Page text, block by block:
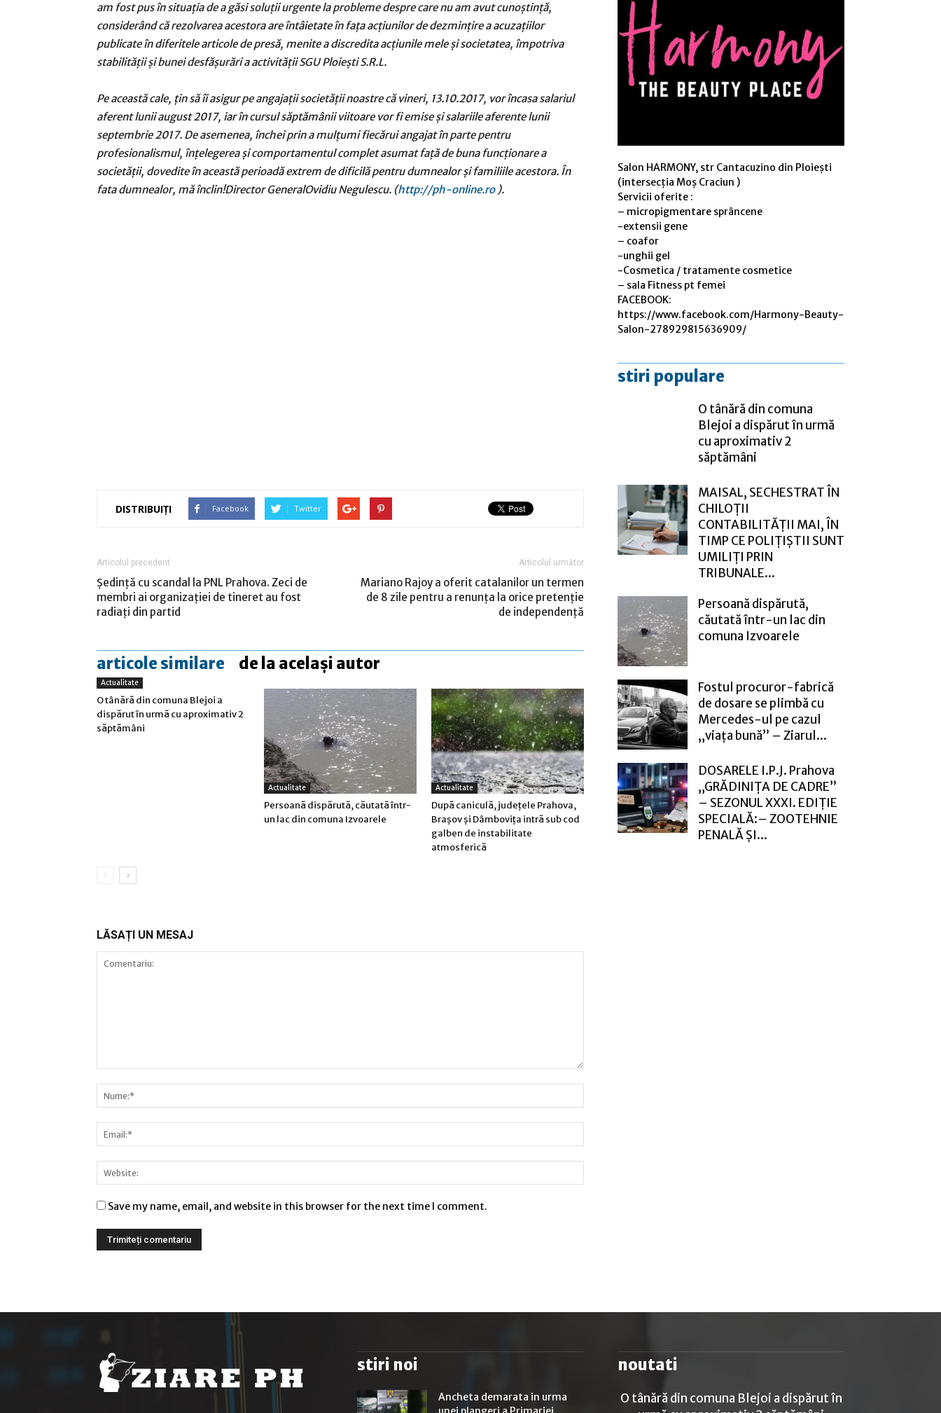
am fost pus în situația de a găsi soluții urgente la probleme despre care nu am avut cunoștință,
considerând că rezolvarea acestora are întâietate în fața acțiunilor de dezmințire a acuzațiilor
publicate în diferitele articole de presă, menite a discredita acțiunile mele și societatea, împotriva
stabilității și bunei desfășurări a activității SGU Ploiești S.R.L.
Pe această cale, țin să îi asigur pe angajații societății noastre că vineri, 13.10.2017, vor încasa salariul
aferent lunii august 2017, iar în cursul săptămânii viitoare vor fi emise și salariile aferente lunii
septembrie 2017. De asemenea, închei prin a mulțumi fiecărui angajat în parte pentru
profesionalismul, înțelegerea și comportamentul complet asumat față de buna funcționare a
societății, dovedite în această perioadă extrem de dificilă pentru dumnealor și familiile acestora. În
fata dumnealor, mă înclin!Director GeneralOvidiu Negulescu. (http://ph-online.ro).
DISTRIBUIȚI Facebook Twitter
Articolul precedent
Ședință cu scandal la PNL Prahova. Zeci de
membri ai organizației de tineret au fost
radiați din partid
Articolul următor
Mariano Rajoy a oferit catalanilor un termen
de 8 zile pentru a renunța la orice pretenție
de independență
articole similare de la același autor
Actualitate
O tânără din comuna Blejoi a
dispărut în urmă cu aproximativ 2
săptămâni
Actualitate
Persoană dispărută, căutată într-
un lac din comuna Izvoarele
Actualitate
După caniculă, județele Prahova,
Brașov și Dâmbovița intră sub cod
galben de instabilitate
atmosferică
LĂSAȚI UN MESAJ
Save my name, email, and website in this browser for the next time I comment.
Salon HARMONY, str Cantacuzino din Ploiești
(intersecția Moș Craciun )
Servicii oferite :
– micropigmentare sprâncene
-extensii gene
– coafor
-unghii gel
-Cosmetica / tratamente cosmetice
– sala Fitness pt femei
FACEBOOK:
https://www.facebook.com/Harmony-Beauty-
Salon-278929815636909/
stiri populare
O tânără din comuna
Blejoi a dispărut în urmă
cu aproximativ 2
săptămâni
MAISAL, SECHESTRAT ÎN
CHILOȚII
CONTABILITĂȚII MAI, ÎN
TIMP CE POLIȚIȘTII SUNT
UMILIȚI PRIN
TRIBUNALE...
Persoană dispărută,
căutată într-un lac din
comuna Izvoarele
Fostul procuror-fabrică
de dosare se plimbă cu
Mercedes-ul pe cazul
„viața bună” – Ziarul...
DOSARELE I.P.J. Prahova
„GRĂDINIȚA DE CADRE”
– SEZONUL XXXI. EDIȚIE
SPECIALĂ:– ZOOTEHNIE
PENALĂ ȘI...
stiri noi
Ancheta demarata in urma
noutati
O tânără din comuna Blejoi a dispărut în